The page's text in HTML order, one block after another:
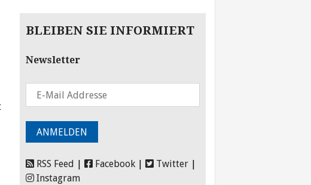
BLEIBEN SIE INFORMIERT
Newsletter
RSS Feed Facebook Twitter
Instagram